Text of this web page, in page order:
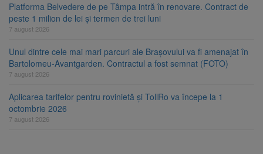
Platforma Belvedere de pe Tâmpa intră în renovare. Contract de
peste 1 milion de lei și termen de trei luni
7 august 2026
Unul dintre cele mai mari parcuri ale Brașovului va fi amenajat în
Bartolomeu-Avantgarden. Contractul a fost semnat (FOTO)
7 august 2026
Aplicarea tarifelor pentru rovinietă și TollRo va începe la 1
octombrie 2026
7 august 2026